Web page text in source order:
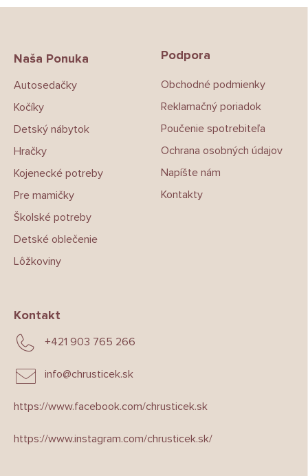
Naša Ponuka
Autosedačky
Kočíky
Detský nábytok
Hračky
Kojenecké potreby
Pre mamičky
Školské potreby
Detské oblečenie
Lôžkoviny
Podpora
Obchodné podmienky
Reklamačný poriadok
Poučenie spotrebiteľa
Ochrana osobných údajov
Napíšte nám
Kontakty
Kontakt
info@chrusticek.sk
+421 903 765 266
https://www.facebook.com/chrusticek.sk
https://www.instagram.com/chrusticek.sk/